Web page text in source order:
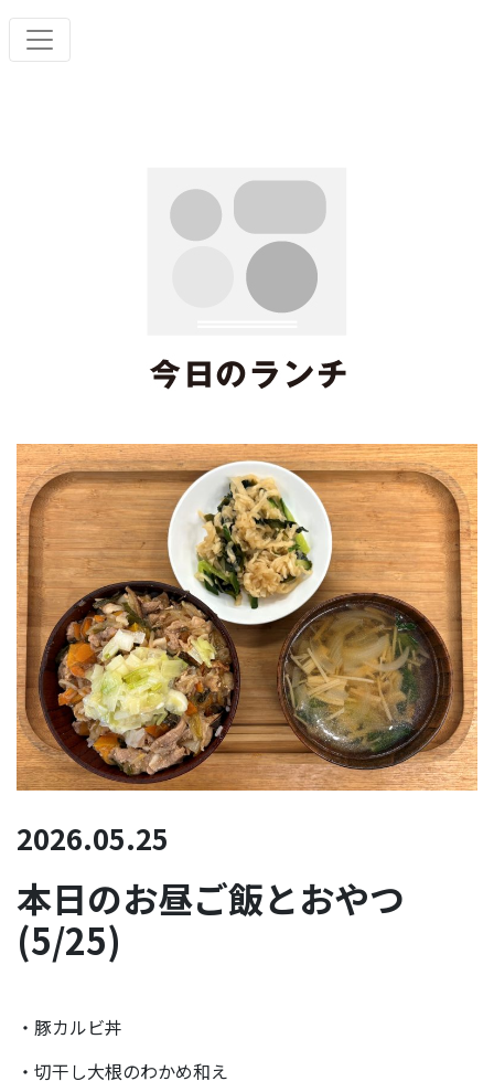
2026.05.25
本日のお昼ご飯とおやつ
(5/25)
・豚カルビ丼
・切干し大根のわかめ和え